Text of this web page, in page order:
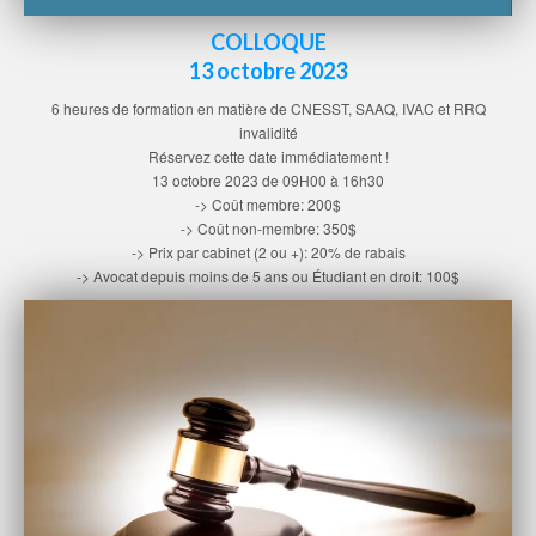
COLLOQUE
13 octobre 2023
6 heures de formation en matière de CNESST, SAAQ, IVAC et RRQ
invalidité
Réservez cette date immédiatement !
13 octobre 2023 de 09H00 à 16h30
-> Coût membre: 200$
-> Coût non-membre: 350$
-> Prix par cabinet (2 ou +): 20% de rabais
-> Avocat depuis moins de 5 ans ou Étudiant en droit: 100$